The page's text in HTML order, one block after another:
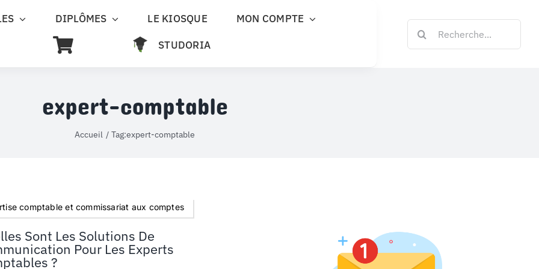
DIPLÔMES LE KIOSQUE
MON COMPTE
STUDORIA
expert-comptable
Accueil Tag:expert-comptable
comptable et commissariat aux comptes
Sont Les Solutions De
Pour Les Experts
?